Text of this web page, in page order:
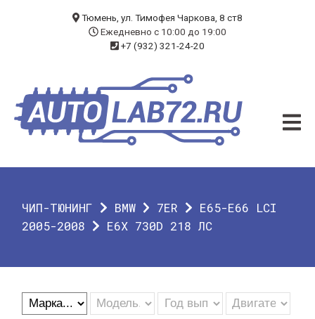
ЧИП-ТЮНИНГ
ДИАГНОСТИКА
О КОМПАНИИ
ГАРАНТИЯ
Тюмень, ул. Тимофея Чаркова, 8 ст8
Ежедневно с 10:00 до 19:00
+7 (932) 321-24-20
ЧИП-ТЮНИНГ BMW 7ER
E65-E66 LCI
2005-2008
E6X 730D 218 ЛС